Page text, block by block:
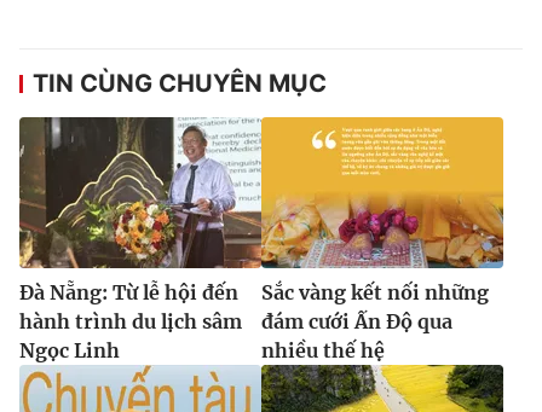
TIN CÙNG CHUYÊN MỤC
Đà Nẵng: Từ lễ hội đến
hành trình du lịch sâm
Ngọc Linh
Sắc vàng kết nối những
đám cưới Ấn Độ qua
nhiều thế hệ